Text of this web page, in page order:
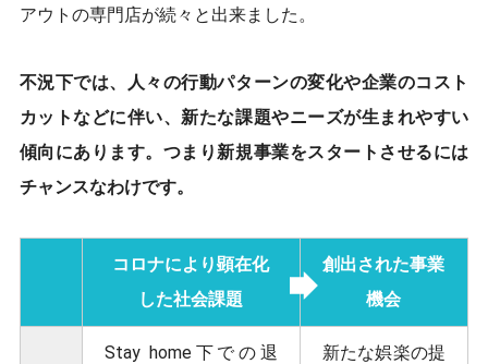
アウトの専門店が続々と出来ました。
不況下では、人々の行動パターンの変化や企業のコスト
カットなどに伴い、新たな課題やニーズが生まれやすい
傾向にあります。つまり新規事業をスタートさせるには
チャンスなわけです。
コロナにより顕在化
した社会課題
創出された事業
機会
Stay home下での退 新たな娯楽の提